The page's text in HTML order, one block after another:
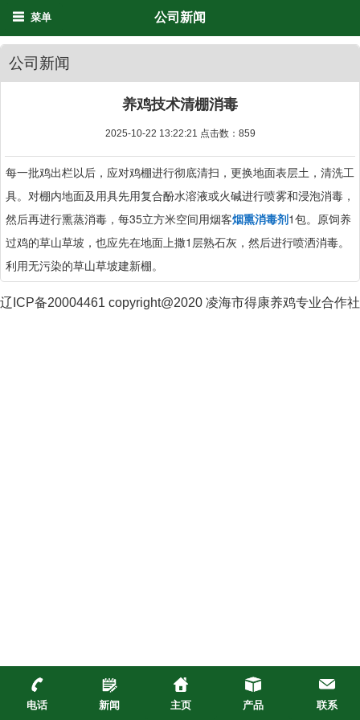
公司新闻
菜单
公司新闻
养鸡技术清棚消毒
2025-10-22 13:22:21 点击数： 859
每一批鸡出栏以后，应对鸡棚进行彻底清扫，更换地面表层土，清洗工
具。对棚内地面及用具先用复合酚水溶液或火碱进行喷雾和浸泡消毒，
然后再进行熏蒸消毒，每35立方米空间用烟客烟熏消毒剂1包。原饲养
过鸡的草山草坡，也应先在地面上撒1层熟石灰，然后进行喷洒消毒。
利用无污染的草山草坡建新棚。
辽ICP备20004461 copyright@2020 凌海市得康养鸡专业合作社
电话 新闻 主页 产品 联系